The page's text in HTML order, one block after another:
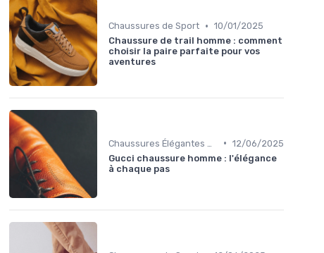
Chaussures de Sport • 10/01/2025
Chaussure de trail homme : comment
choisir la paire parfaite pour vos
aventures
• 12/06/2025
Gucci chaussure homme : l'élégance
à chaque pas